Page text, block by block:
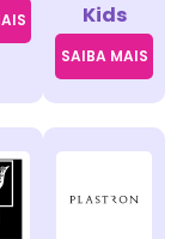
Kids
SAIBA MAIS